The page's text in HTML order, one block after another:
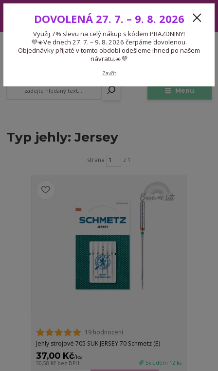
7. – 9. 8. 2026 čerpáme dovolenou. Objednávky přijaté v tomto období
odešleme ihned po našem návratu.☀️💜
Menu
CZK
Expedice 775 866 913
Po-Čt 9-15:30 Pá 9-14:30 Pauza 13-13:45
Typ jehly: Jersey
strana z 1
19 hodnocení
Jehly strojové 705 SUK JERSEY 70 Schmetz (E)
37,00 Kč/ks
30,58 Kč bez DPH 🌈 Skladem 12 ks
DOVOLENÁ 27. 7. – 9. 8. 2026
Využij 7% slevu na celý nákup s kódem PRAZDNINY!
💜☀️Ve dnech 27. 7. – 9. 8. 2026 čerpáme dovolenou.
Objednávky přijaté v tomto období odešleme ihned po našem
návratu.☀️💜
Zavřít